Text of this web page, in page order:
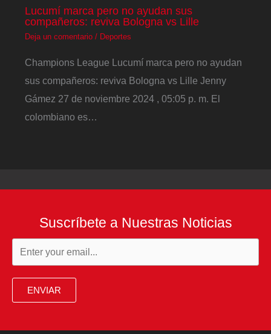
Lucumí marca pero no ayudan sus
compañeros: reviva Bologna vs Lille
Deja un comentario / Deportes
Champions League Lucumí marca pero no ayudan
sus compañeros: reviva Bologna vs Lille Jenny
Gámez 27 de noviembre 2024 , 05:05 p. m. El
colombiano es…
Suscríbete a Nuestras Noticias
ENVIAR